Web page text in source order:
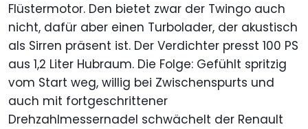
Flüstermotor. Den bietet zwar der Twingo auch
nicht, dafür aber einen Turbolader, der akustisch
als Sirren präsent ist. Der Verdichter presst 100 PS
aus 1,2 Liter Hubraum. Die Folge: Gefühlt spritzig
vom Start weg, willig bei Zwischenspurts und
auch mit fortgeschrittener
Drehzahlmessernadel schwächelt der Renault